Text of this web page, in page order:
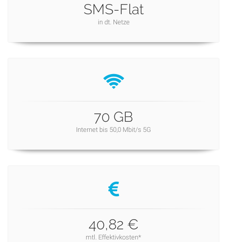
SMS-Flat
in dt. Netze
70 GB
Internet bis 50,0 Mbit/s 5G
40,82 €
mtl. Effektivkosten*